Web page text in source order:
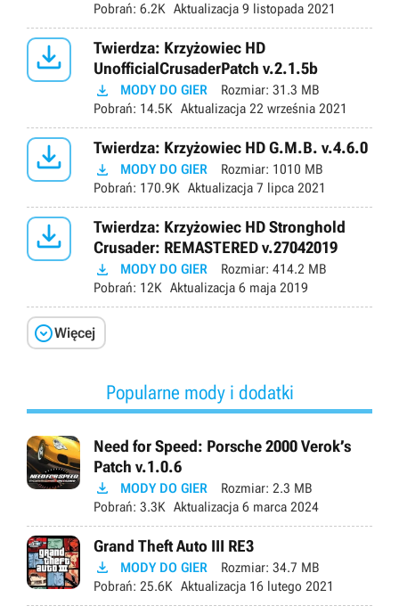
Pobrań: 6.2K Aktualizacja 9 listopada 2021

Twierdza: Krzyżowiec HD
UnofficialCrusaderPatch v.2.1.5b
 MODY DO GIER Rozmiar: 31.3 MB
Pobrań: 14.5K Aktualizacja 22 września 2021
 Twierdza: Krzyżowiec HD G.M.B. v.4.6.0
 MODY DO GIER Rozmiar: 1010 MB
Pobrań: 170.9K Aktualizacja 7 lipca 2021

Twierdza: Krzyżowiec HD Stronghold
Crusader: REMASTERED v.27042019
 MODY DO GIER Rozmiar: 414.2 MB
Pobrań: 12K Aktualizacja 6 maja 2019
Więcej
Popularne mody i dodatki
Need for Speed: Porsche 2000 Verok’s
Patch v.1.0.6
 MODY DO GIER Rozmiar: 2.3 MB
Pobrań: 3.3K Aktualizacja 6 marca 2024
Grand Theft Auto III RE3
 MODY DO GIER Rozmiar: 34.7 MB
Pobrań: 25.6K Aktualizacja 16 lutego 2021